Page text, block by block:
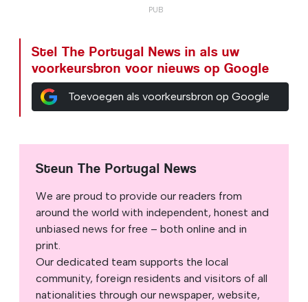
Stel The Portugal News in als uw
voorkeursbron voor nieuws op Google
Toevoegen als voorkeursbron op Google
Steun The Portugal News
We are proud to provide our readers from
around the world with independent, honest and
unbiased news for free – both online and in
print.
Our dedicated team supports the local
community, foreign residents and visitors of all
nationalities through our newspaper, website,